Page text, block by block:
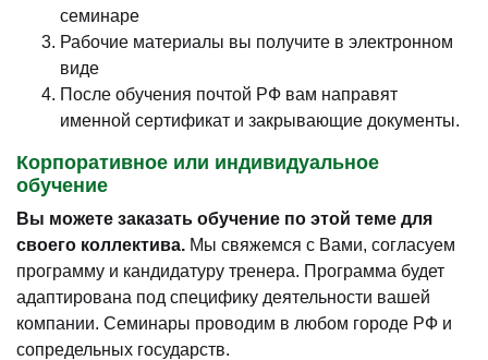
семинаре
Рабочие материалы вы получите в электронном
виде
После обучения почтой РФ вам направят
именной сертификат и закрывающие документы.
Корпоративное или индивидуальное
обучение
Вы можете заказать обучение по этой теме для
своего коллектива. Мы свяжемся с Вами, согласуем
программу и кандидатуру тренера. Программа будет
адаптирована под специфику деятельности вашей
компании. Семинары проводим в любом городе РФ и
сопредельных государств.